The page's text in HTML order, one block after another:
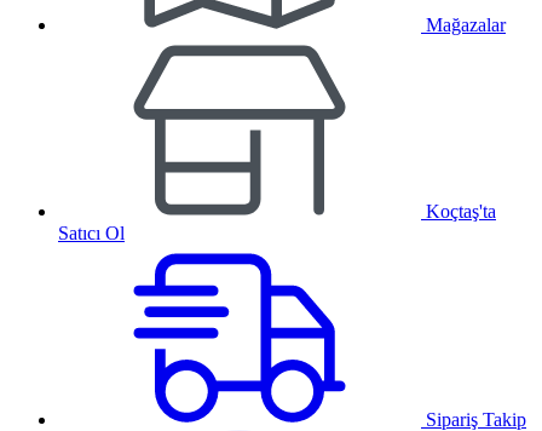
Mağazalar
Koçtaş'ta
Satıcı Ol
Sipariş Takip